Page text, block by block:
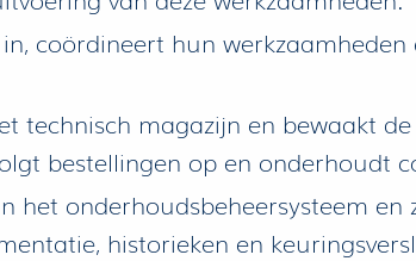
hun werkzaamheden
magazijn en bewaakt de
bestellingen op en onderhoudt
onderhoudsbeheersysteem en
historieken en